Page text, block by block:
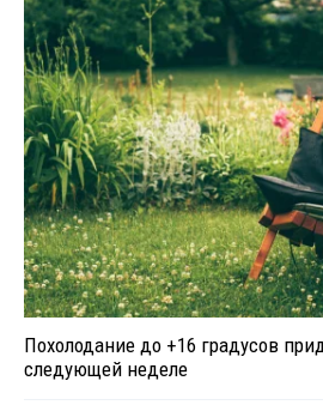
Похолодание до +16 градусов
следующей неделе